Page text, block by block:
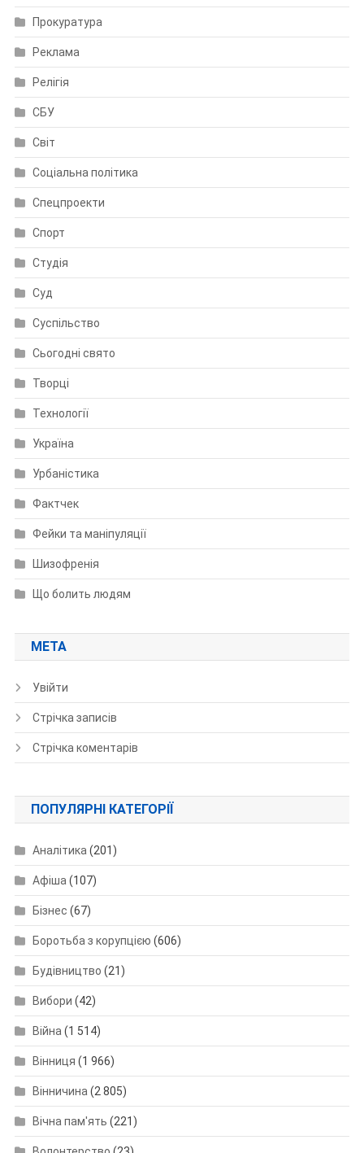
Прокуратура
Реклама
Релігія
СБУ
Світ
Соціальна політика
Спецпроекти
Спорт
Студія
Суд
Суспільство
Сьогодні свято
Творці
Технології
Україна
Урбаністика
Фактчек
Фейки та маніпуляції
Шизофренія
Що болить людям
МЕТА
Увійти
Стрічка записів
Стрічка коментарів
ПОПУЛЯРНІ КАТЕГОРІЇ
Аналітика (201)
Афіша (107)
Бізнес (67)
Боротьба з корупцією (606)
Будівництво (21)
Вибори (42)
Війна (1 514)
Вінниця (1 966)
Вінничина (2 805)
Вічна пам'ять (221)